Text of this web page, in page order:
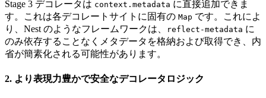
Stage 3 デコレータは context.metadata に直接追加できま
す。これは各デコレートサイトに固有の Map です。これによ
り、Nest のようなフレームワークは、
reflect-metadata に
のみ依存することなくメタデータを格納および取得でき、内
省が簡素化される可能性があります。
2. より表現力豊かで安全なデコレータロジック